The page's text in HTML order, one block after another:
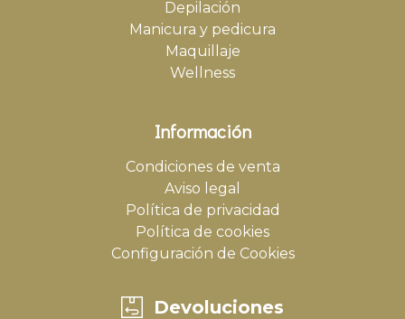
Depilación
Manicura y pedicura
Maquillaje
Wellness
Información
Condiciones de venta
Aviso legal
Política de privacidad
Política de cookies
Configuración de Cookies
Devoluciones